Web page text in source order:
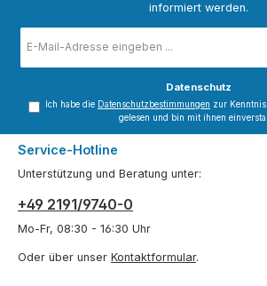
informiert werden.
Mail-
Adresse
Datenschutz
Ich habe die Datenschutzbestimmungen zur
gelesen und bin mit ihnen
Service-Hotline
Unterstützung und Beratung unter:
+49 2191/9740-0
Mo-Fr, 08:30 - 16:30 Uhr
Oder über unser Kontaktformular.